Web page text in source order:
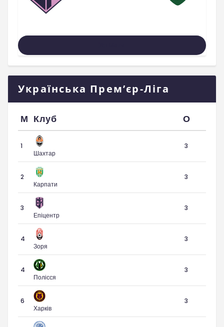
Українська Прем’єр-Ліга
М Клуб О
1
Шахтар
3
2
Карпати
3
3
Епіцентр
3
4
Зоря
3
4
Полісся
3
6
Харків
3